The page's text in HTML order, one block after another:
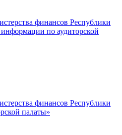
финансов Республики
по аудиторской
финансов Республики
палаты»